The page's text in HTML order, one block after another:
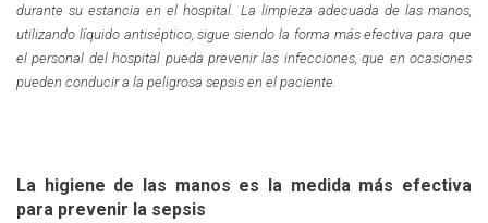
durante su estancia en el hospital. La limpieza adecuada de las manos,
utilizando líquido antiséptico, sigue siendo la forma más efectiva para que
el personal del hospital pueda prevenir las infecciones, que en ocasiones
pueden conducir a la peligrosa sepsis en el paciente.
La higiene de las manos es la medida más efectiva
para prevenir la sepsis